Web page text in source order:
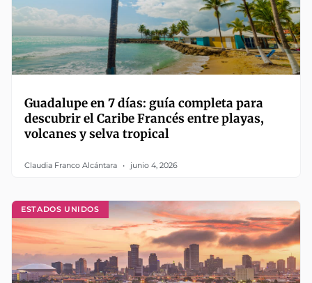
Guadalupe en 7 días: guía completa para
descubrir el Caribe Francés entre playas,
volcanes y selva tropical
Claudia Franco Alcántara junio 4, 2026
ESTADOS UNIDOS